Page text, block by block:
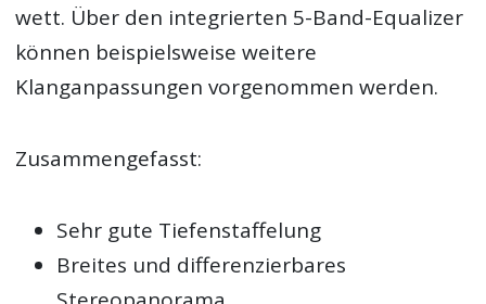
wett. Über den integrierten 5-Band-Equalizer
können beispielsweise weitere
Klanganpassungen vorgenommen werden.
Zusammengefasst:
Sehr gute Tiefenstaffelung
Breites und differenzierbares